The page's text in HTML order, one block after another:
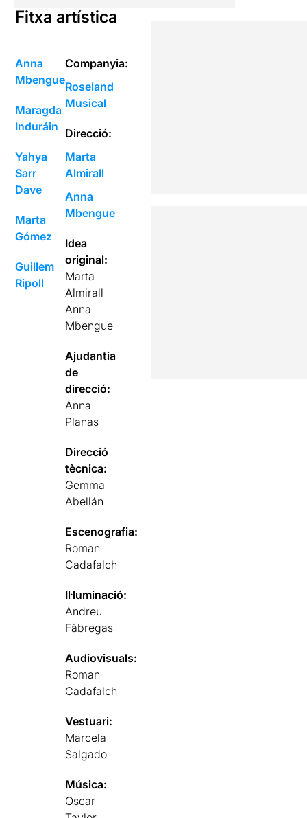
Fitxa artística
Anna
Mbengue
Maragda
Induráin
Yahya
Sarr
Dave
Marta
Gómez
Guillem
Ripoll
Companyia:
Roseland
Musical
Direcció:
Marta
Almirall
Anna
Mbengue
Idea
original:
Marta
Almirall
Anna
Mbengue
Ajudantia
de
direcció:
Anna
Planas
Direcció
tècnica:
Gemma
Abellán
Escenografia:
Roman
Cadafalch
Il·luminació:
Andreu
Fàbregas
Audiovisuals:
Roman
Cadafalch
Vestuari:
Marcela
Salgado
Música:
Oscar